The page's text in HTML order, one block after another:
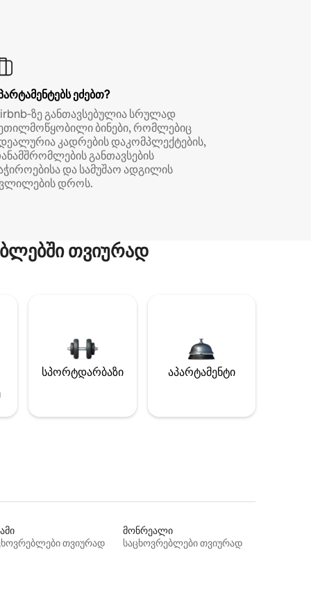
ეძებთ?
განთავსებულია სრულად
ბინები, რომლებიც
კადრების დაკომპლექტების,
განთავსების
და სამუშაო ადგილის
დროს.
თვიურად
სპორტდარბაზი აპარტამენტი
თვიურად
მონრეალი
საცხოვრებლები თვიურად